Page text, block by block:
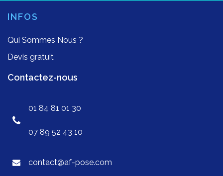
INFOS
Qui Sommes Nous ?
Devis gratuit
Contactez-nous
01 84 81 01 30
07 89 52 43 10
contact@af-pose.com